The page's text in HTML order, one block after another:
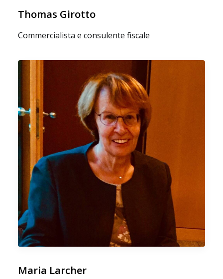
Thomas Girotto
Commercialista e consulente fiscale
Maria Larcher